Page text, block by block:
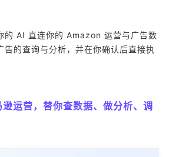
的 AI 直连你的 Amazon 运营与广告数
告的查询与分析，并在你确认后直接执
运营，替你查数据、做分析、调